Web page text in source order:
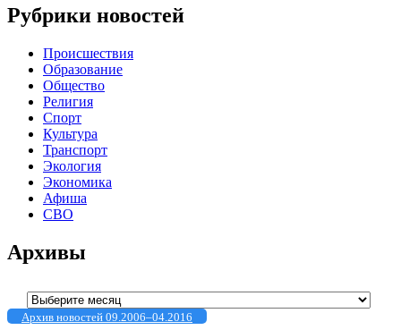
Рубрики новостей
Происшествия
Образование
Общество
Религия
Спорт
Культура
Транспорт
Экология
Экономика
Афиша
СВО
Архивы
Архивы
Архив новостей 09.2006–04.2016